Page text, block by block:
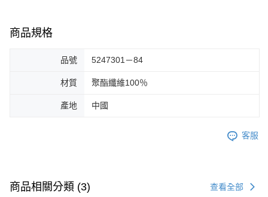
商品規格
品號 5247301－84
材質 聚酯纖維100％
產地 中國
客服
商品相關分類 (3) 查看全部